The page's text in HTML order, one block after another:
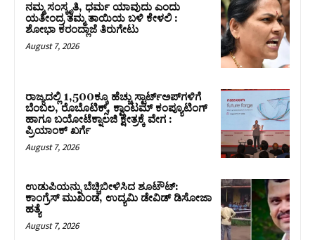
ನಮ್ಮ ಸಂಸ್ಕೃತಿ, ಧರ್ಮ ಯಾವುದು ಎಂದು
ಯತೀಂದ್ರ ತಮ್ಮ ತಾಯಿಯ ಬಳಿ ಕೇಳಲಿ :
ಶೋಭಾ ಕರಂದ್ಲಾಜೆ ತಿರುಗೇಟು
August 7, 2026
ರಾಜ್ಯದಲ್ಲಿ 1,500ಕ್ಕೂ ಹೆಚ್ಚು ಸ್ಟಾರ್ಟ್‌ಅಪ್‌ಗಳಿಗೆ
ಬೆಂಬಲ, ರೊಬೊಟಿಕ್ಸ್, ಕ್ವಾಂಟಮ್ ಕಂಪ್ಯೂಟಿಂಗ್
ಹಾಗೂ ಬಯೋಟೆಕ್ನಾಲಜಿ ಕ್ಷೇತ್ರಕ್ಕೆ ವೇಗ :
ಪ್ರಿಯಾಂಕ್‌ ಖರ್ಗೆ
August 7, 2026
ಉಡುಪಿಯನ್ನು ಬೆಚ್ಚಿಬೀಳಿಸಿದ ಶೂಟೌಟ್‌:
ಕಾಂಗ್ರೆಸ್‌ ಮುಖಂಡ, ಉದ್ಯಮಿ ಡೇವಿಡ್ ಡಿಸೋಜಾ
ಹತ್ಯೆ
August 7, 2026